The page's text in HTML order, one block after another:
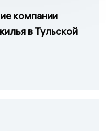
компании
в Тульской